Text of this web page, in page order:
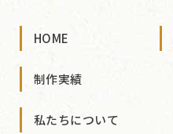
HOME
制作実績
私たちについて